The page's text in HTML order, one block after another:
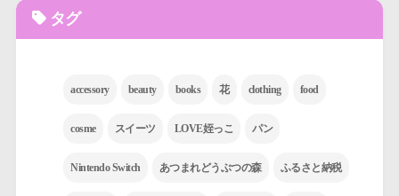
タグ
accessory beauty books 花 clothing food
cosme スイーツ LOVE姪っこ パン
Nintendo Switch あつまれどうぶつの森 ふるさと納税